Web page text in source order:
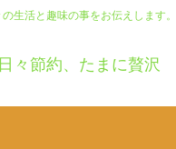
の生活と趣味の事をお伝えします。
日々節約、たまに贅沢